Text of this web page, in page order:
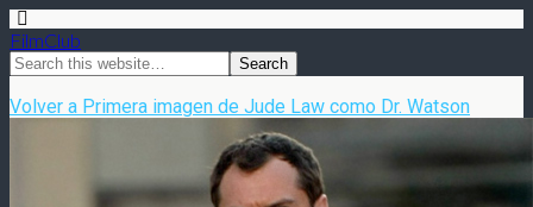
FilmClub
Volver a Primera imagen de Jude Law como Dr. Watson